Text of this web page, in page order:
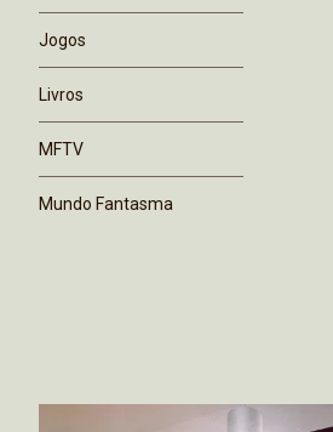
Jogos
Livros
MFTV
Mundo Fantasma